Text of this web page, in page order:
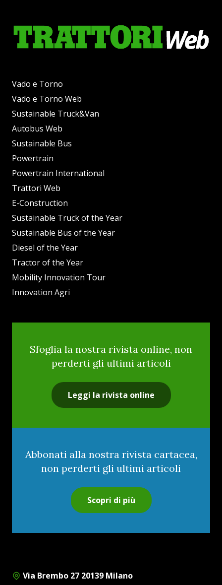
Vado e Torno
Vado e Torno Web
Sustainable Truck&Van
Autobus Web
Sustainable Bus
Powertrain
Powertrain International
Trattori Web
E-Construction
Sustainable Truck of the Year
Sustainable Bus of the Year
Diesel of the Year
Tractor of the Year
Mobility Innovation Tour
Innovation Agri
Sfoglia la nostra rivista online, non
perderti gli ultimi articoli
Leggi la rivista online
Abbonati alla nostra rivista cartacea,
non perderti gli ultimi articoli
Scopri di più
Via Brembo 27 20139 Milano